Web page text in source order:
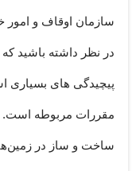
سازمان اوقاف و امور
در نظر داشته باشید
پیچیدگی های بسیاری
مقررات مربوطه است.
ساخت و ساز در